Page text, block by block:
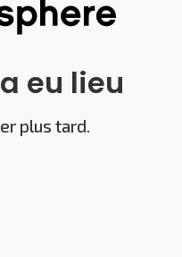
eu lieu
plus tard.